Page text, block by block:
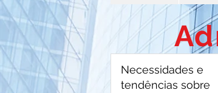
Necessidades e
tendências sobre